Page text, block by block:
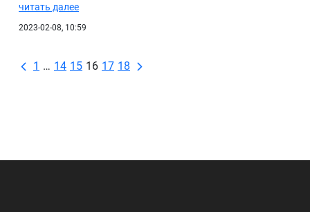
читать далее
2023-02-08, 10:59
1 … 14 15 16 17 18